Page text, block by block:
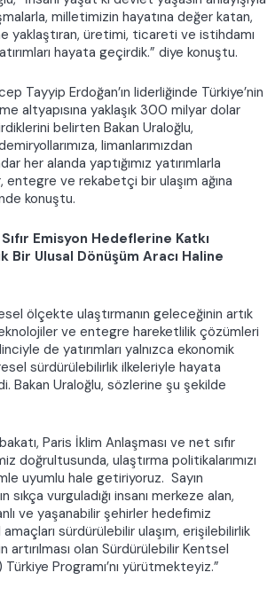
milletimizin hayatına değer katan,
yaklaştıran, üretimi, ticareti ve istihdamı
hayata geçirdik.” diye konuştu.
Tayyip Erdoğan’ın liderliğinde Türkiye’nin
altyapısına yaklaşık 300 milyar dolar
belirten Bakan Uraloğlu,
limanlarımızdan
her alanda yaptığımız yatırımlarla
entegre ve rekabetçi bir ulaşım ağına
konuştu.
Emisyon Hedeflerine Katkı
Bir Ulusal Dönüşüm Aracı Haline
ölçekte ulaştırmanın geleceğinin artık
ve entegre hareketlilik çözümleri
de yatırımları yalnızca ekonomik
sürdürülebilirlik ilkeleriyle hayata
Bakan Uraloğlu, sözlerine şu şekilde
Paris İklim Anlaşması ve net sıfır
doğrultusunda, ulaştırma politikalarımızı
uyumlu hale getiriyoruz. Sayın
sıkça vurguladığı insanı merkeze alan,
ve yaşanabilir şehirler hedefimiz
sürdürülebilir ulaşım, erişilebilirlik
olan Sürdürülebilir Kentsel
Türkiye Programı’nı yürütmekteyiz.”